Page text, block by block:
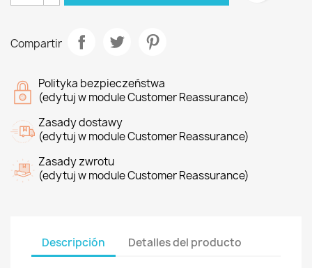
Compartir
Polityka bezpieczeństwa
(edytuj w module Customer Reassurance)
Zasady dostawy
(edytuj w module Customer Reassurance)
Zasady zwrotu
(edytuj w module Customer Reassurance)
Descripción Detalles del producto